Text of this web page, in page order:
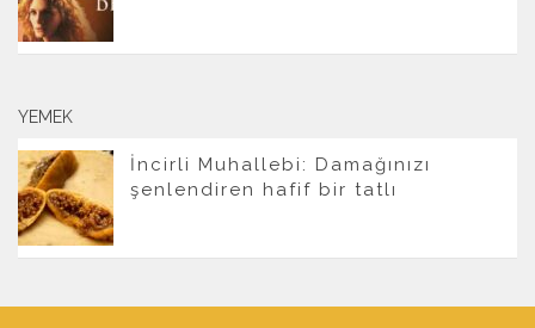
YEMEK
İncirli Muhallebi: Damağınızı
şenlendiren hafif bir tatlı